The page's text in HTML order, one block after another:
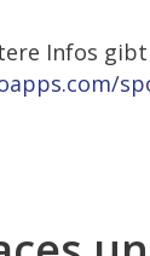
Infos gibt